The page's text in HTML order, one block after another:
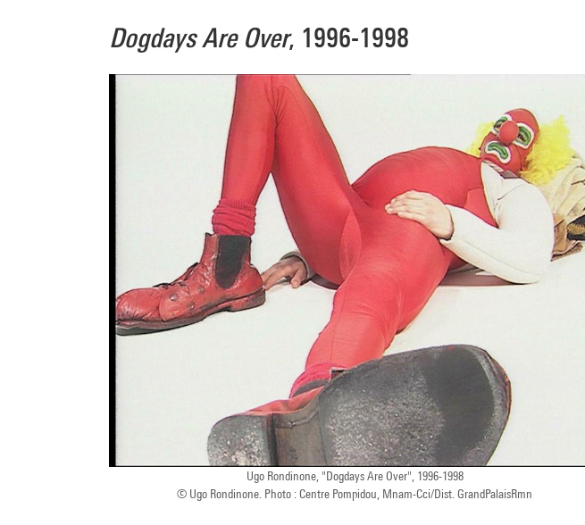
Dogdays Are Over, 1996-1998
Ugo Rondinone, "Dogdays Are Over", 1996-1998
© Ugo Rondinone. Photo : Centre Pompidou, Mnam-Cci/Dist. GrandPalaisRmn